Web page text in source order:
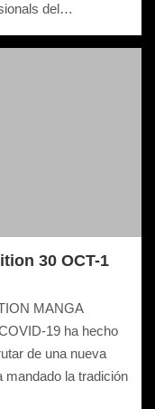
del…
30 OCT-1
MANGA
19 ha hecho
de una nueva
mandado la tradición